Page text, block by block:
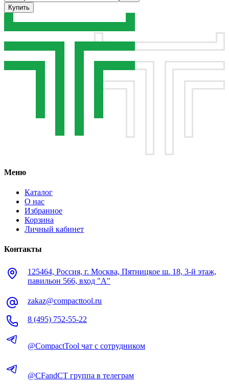
Купить
Меню
Каталог
О нас
Избранное
Корзина
Личный кабинет
Контакты
125464, Россия, г. Москва, Пятницкое ш. 18, 3-й этаж,
павильон 566, вход "А"
zakaz@compacttool.ru
8 (495) 752-55-22
@CompactTool чат с сотрудником
@CFandCT группа в телеграм